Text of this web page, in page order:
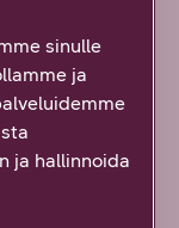
sinulle
ja
ja hallinnoida